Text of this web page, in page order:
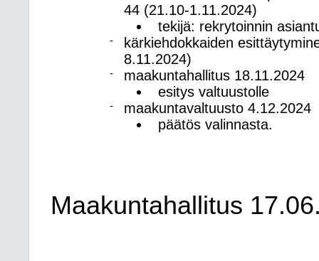
44 (21.10-1.11.2024)
tekijä: rekrytoinnin
-
kärkiehdokkaiden
8.11.2024)
-
maakuntahallitus 18.11.2024
esitys valtuustolle
-
maakuntavaltuusto 4.12.2024
päätös valinnasta.
Maakuntahallitus